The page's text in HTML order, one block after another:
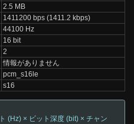
2.5 MB
1411200 bps (1411.2 kbps)
44100 Hz
16 bit
2
情報がありません
pcm_s16le
s16
(Hz) × ビット深度 (bit) × チャン